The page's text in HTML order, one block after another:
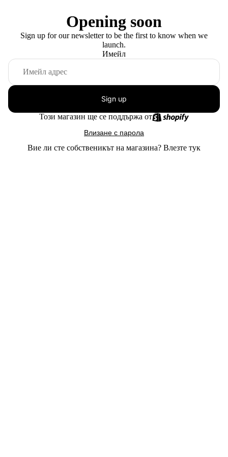
Opening soon
Sign up for our newsletter to be the first to know when we
launch.
Имейл
Sign up
Този магазин ще се поддържа от
Влизане с парола
Вие ли сте собственикът на магазина? Влезте тук